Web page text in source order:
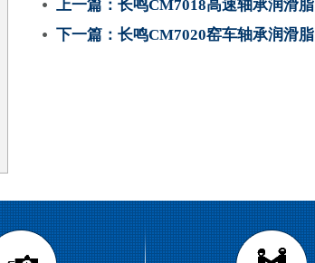
上一篇： 长鸣CM7018高速轴承润滑脂
下一篇： 长鸣CM7020窑车轴承润滑脂